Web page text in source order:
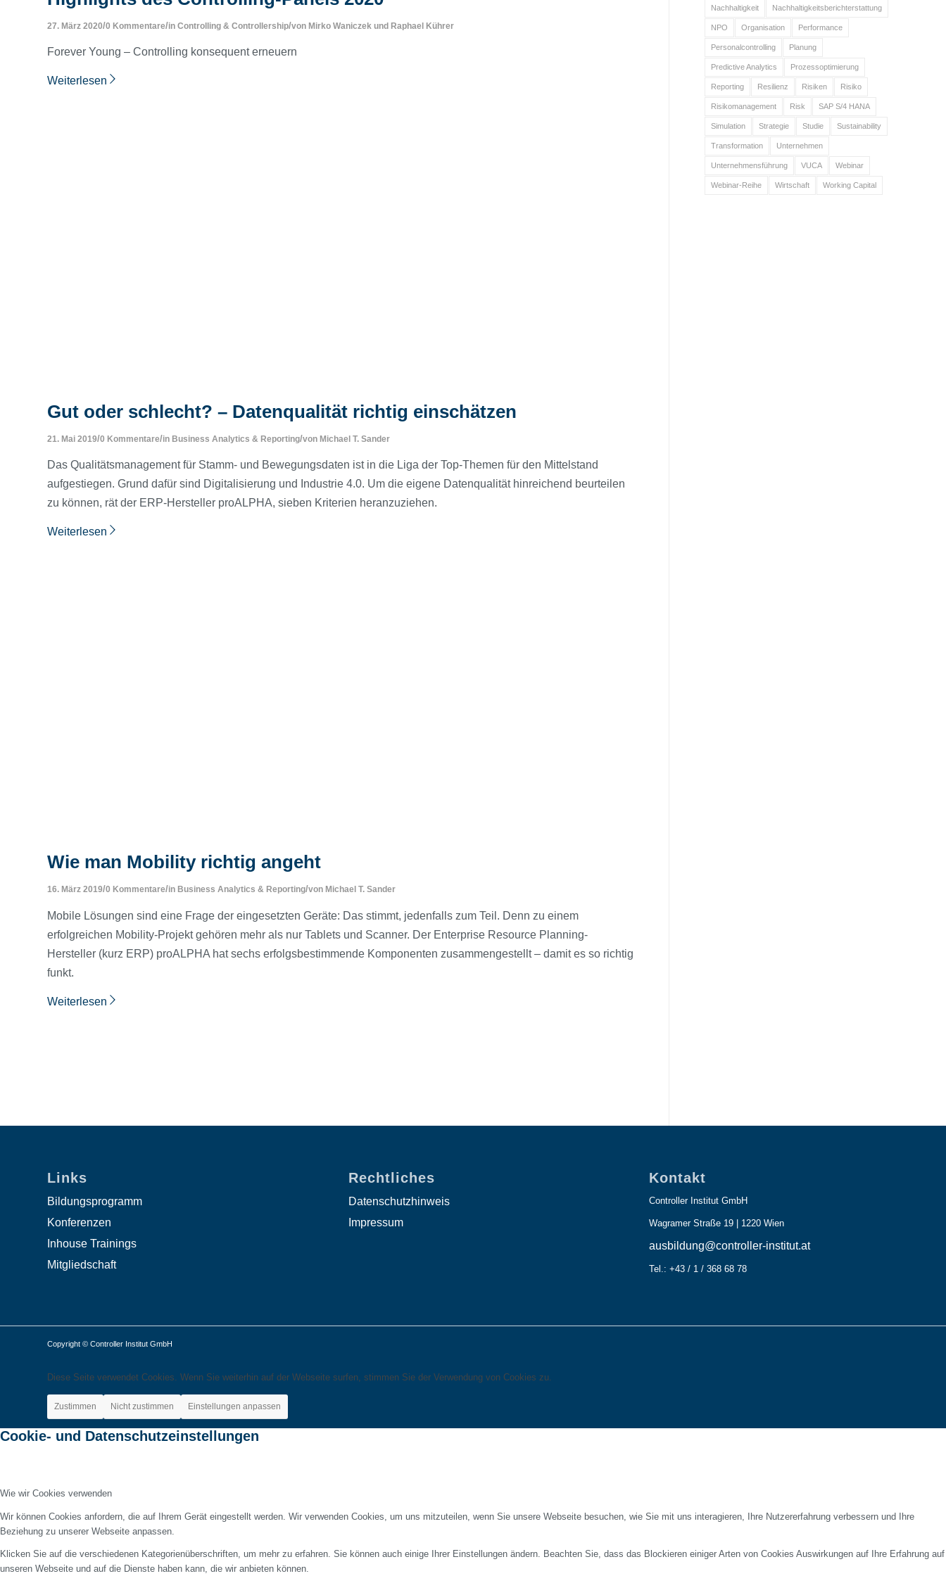
27. März 2020/0 Kommentare/in Controlling & Controllership/von Mirko Waniczek und Raphael Kührer
Forever Young – Controlling konsequent erneuern
Weiterlesen
Gut oder schlecht? – Datenqualität richtig einschätzen
21. Mai 2019/0 Kommentare/in Business Analytics & Reporting/von Michael T. Sander
Das Qualitätsmanagement für Stamm- und Bewegungsdaten ist in die Liga der Top-Themen für den Mittelstand
aufgestiegen. Grund dafür sind Digitalisierung und Industrie 4.0. Um die eigene Datenqualität hinreichend beurteilen
zu können, rät der ERP-Hersteller proALPHA, sieben Kriterien heranzuziehen.
Weiterlesen
Wie man Mobility richtig angeht
16. März 2019/0 Kommentare/in Business Analytics & Reporting/von Michael T. Sander
Mobile Lösungen sind eine Frage der eingesetzten Geräte: Das stimmt, jedenfalls zum Teil. Denn zu einem
erfolgreichen Mobility-Projekt gehören mehr als nur Tablets und Scanner. Der Enterprise Resource Planning-
Hersteller (kurz ERP) proALPHA hat sechs erfolgsbestimmende Komponenten zusammengestellt – damit es so richtig
funkt.
Weiterlesen
Nachhaltigkeit Nachhaltigkeitsberichterstattung
NPO Organisation Performance
Personalcontrolling Planung
Predictive Analytics Prozessoptimierung
Reporting Resilienz Risiken Risiko
Risikomanagement Risk SAP S/4 HANA
Simulation Strategie Studie Sustainability
Transformation Unternehmen
Unternehmensführung VUCA Webinar
Webinar-Reihe Wirtschaft Working Capital
Links
Bildungsprogramm
Konferenzen
Inhouse Trainings
Mitgliedschaft
Rechtliches
Datenschutzhinweis
Impressum
Kontakt
Controller Institut GmbH
Wagramer Straße 19 | 1220 Wien
ausbildung@controller-institut.at
Tel.: +43 / 1 / 368 68 78
Copyright © Controller Institut GmbH
Diese Seite verwendet Cookies. Wenn Sie weiterhin auf der Webseite surfen, stimmen Sie der Verwendung von Cookies zu.
Zustimmen Nicht zustimmen Einstellungen anpassen
Cookie- und Datenschutzeinstellungen
Wie wir Cookies verwenden
Wir können Cookies anfordern, die auf Ihrem Gerät eingestellt werden. Wir verwenden Cookies, um uns mitzuteilen, wenn Sie unsere Webseite besuchen, wie Sie mit uns interagieren, Ihre Nutzererfahrung verbessern und Ihre
Beziehung zu unserer Webseite anpassen.
Klicken Sie auf die verschiedenen Kategorienüberschriften, um mehr zu erfahren. Sie können auch einige Ihrer Einstellungen ändern. Beachten Sie, dass das Blockieren einiger Arten von Cookies Auswirkungen auf Ihre Erfahrung auf
unseren Webseite und auf die Dienste haben kann, die wir anbieten können.